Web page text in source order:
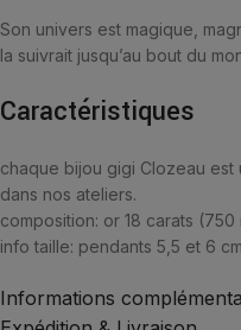
Son univers est magique,
la suivrait jusqu’au bout du
Caractéristiques
chaque bijou gigi Clozeau
dans nos ateliers.
composition: or 18 carats (750
info taille: pendants 5,5 et 6
Informations